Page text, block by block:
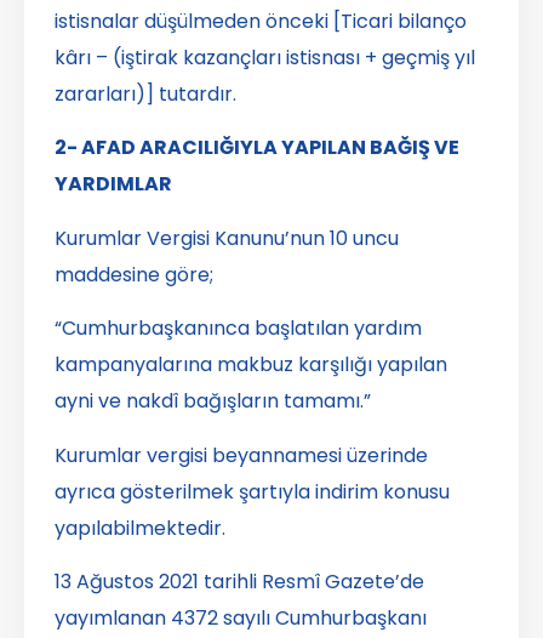
istisnalar düşülmeden önceki [Ticari bilanço
kârı – (iştirak kazançları istisnası + geçmiş yıl
zararları)] tutardır.
2- AFAD ARACILIĞIYLA YAPILAN BAĞIŞ VE
YARDIMLAR
Kurumlar Vergisi Kanunu’nun 10 uncu
maddesine göre;
“Cumhurbaşkanınca başlatılan yardım
kampanyalarına makbuz karşılığı yapılan
ayni ve nakdî bağışların tamamı.”
Kurumlar vergisi beyannamesi üzerinde
ayrıca gösterilmek şartıyla indirim konusu
yapılabilmektedir.
13 Ağustos 2021 tarihli Resmî Gazete’de
yayımlanan 4372 sayılı Cumhurbaşkanı